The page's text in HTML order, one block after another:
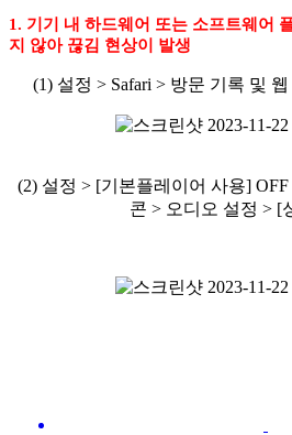
1. 기기 내 하드웨어 또는 소프트웨어
지 않아 끊김 현상이 발생
(1) 설정 > Safari > 방문 기록 및
(2) 설정 > [기본플레이어 사용] OFF
콘 > 오디오 설정 > [